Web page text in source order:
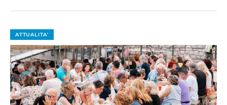
ATTUALITA'